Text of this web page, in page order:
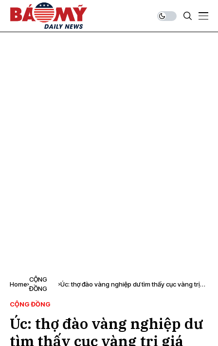
Home
CỘNG
ĐỒNG
Úc: thợ đào vàng nghiệp dư tìm thấy cục vàng trị
CỘNG ĐỒNG
Úc: thợ đào vàng nghiệp dư
tìm thấy cục vàng trị giá